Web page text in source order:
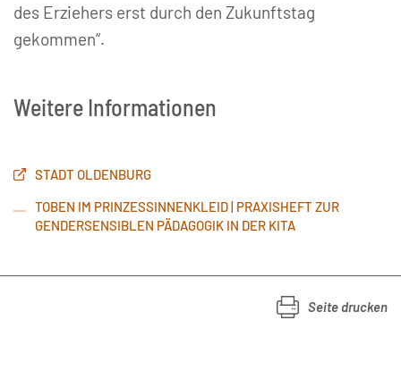
des Erziehers erst durch den Zukunftstag
gekommen“.
Weitere Informationen
STADT OLDENBURG
TOBEN IM PRINZESSINNENKLEID | PRAXISHEFT ZUR
GENDERSENSIBLEN PÄDAGOGIK IN DER KITA
Seite drucken